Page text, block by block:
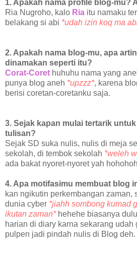
1. Apakah nama profile blog-mu?
Ria Nugroho, kalo Ria itu namaku
belakang si abi *udah izin koq ma
2. Apakah nama blog-mu, apa
dinamakan seperti itu?
Corat-Coret huhuhu nama yang
punya blog aneh *upzzz*, karena
berisi coretan-coretanku saja.
3. Sejak kapan mulai tertarik
tulisan?
Sejak SD suka nulis, nulis di meja
sekolah, di tembok sekolah *weleh
ada bakat nyoret-nyoret yah
4. Apa motifasimu membuat blog
kan ngikutin perkembangan zaman,
dunia cyber *jiahh sombong kumad
ikutan zaman*hehehe biasanya
harian di diary karna sekarang udah
pulpen jadi pindah nulis di Blog deh.